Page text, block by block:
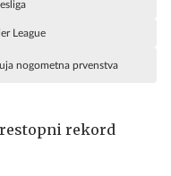
League
nogometna prvenstva
rekord